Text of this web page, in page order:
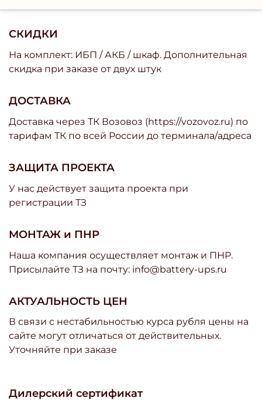
Дилерский сертификат
СКИДКИ
На комплект: ИБП / АКБ / шкаф. Дополнительная
скидка при заказе от двух штук
ДОСТАВКА
Доставка через ТК Возовоз (https://vozovoz.ru) по
тарифам ТК по всей России до терминала/адреса
ЗАЩИТА ПРОЕКТА
У нас действует защита проекта при
регистрации ТЗ
МОНТАЖ и ПНР
Наша компания осуществляет монтаж и ПНР.
Присылайте ТЗ на почту: info@battery-ups.ru
АКТУАЛЬНОСТЬ ЦЕН
В связи с нестабильностью курса рубля цены на
сайте могут отличаться от действительных.
Уточняйте при заказе